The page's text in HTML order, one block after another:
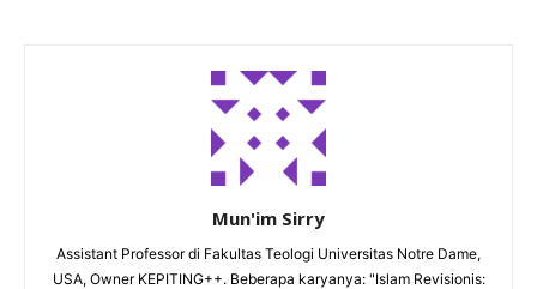
Mun'im Sirry
Assistant Professor di Fakultas Teologi Universitas Notre Dame,
USA, Owner KEPITING++. Beberapa karyanya: "Islam Revisionis: